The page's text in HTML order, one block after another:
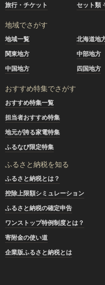
旅行・チケット
セット類
地域でさがす
地域一覧 北海道地
関東地方
中部地方
中国地方
四国地方
おすすめ特集でさがす
おすすめ特集一覧
担当者おすすめ特集
地元が誇る家電特集
ふるなび限定特集
ふるさと納税を知る
ふるさと納税とは？
控除上限額シミュレーション
ふるさと納税の確定申告
ワンストップ特例制度とは？
寄附金の使い道
企業版ふるさと納税とは